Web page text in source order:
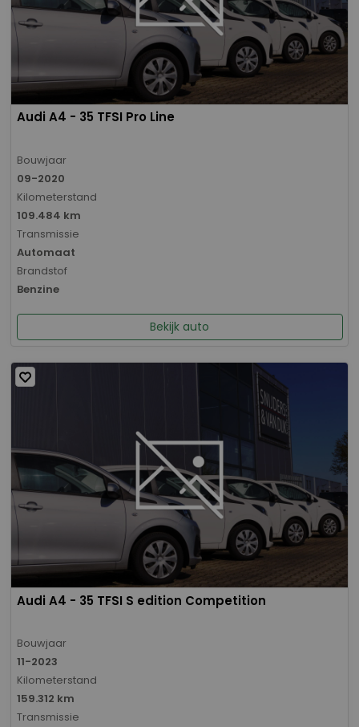
Audi A4 - 35 TFSI Pro Line
Bouwjaar
09-2020
Kilometerstand
109.484 km
Transmissie
Automaat
Brandstof
Benzine
Bekijk auto
Audi A4 - 35 TFSI S edition Competition
Bouwjaar
11-2023
Kilometerstand
159.312 km
Transmissie